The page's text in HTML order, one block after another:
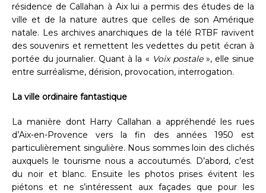
résidence de Callahan à Aix lui a permis des études de la
ville et de la nature autres que celles de son Amérique
natale. Les archives anarchiques de la télé RTBF ravivent
des souvenirs et remettent les vedettes du petit écran à
portée du journalier. Quant à la « Voix postale», elle sinue
entre surréalisme, dérision, provocation, interrogation.
La ville ordinaire fantastique
La manière dont Harry Callahan a appréhendé les rues
d’Aix-en-Provence vers la fin des années 1950 est
particulièrement singulière. Nous sommes loin des clichés
auxquels le tourisme nous a accoutumés. D’abord, c’est
du noir et blanc. Ensuite les photos prises évitent les
piétons et ne s’intéressent aux façades que pour les